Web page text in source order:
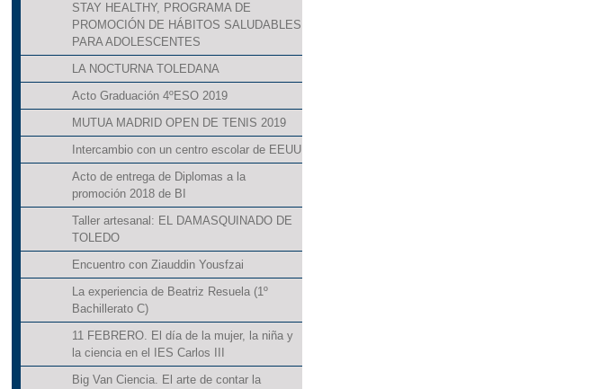
STAY HEALTHY, PROGRAMA DE
PROMOCIÓN DE HÁBITOS SALUDABLES
PARA ADOLESCENTES
LA NOCTURNA TOLEDANA
Acto Graduación 4ºESO 2019
MUTUA MADRID OPEN DE TENIS 2019
Intercambio con un centro escolar de EEUU
Acto de entrega de Diplomas a la
promoción 2018 de BI
Taller artesanal: EL DAMASQUINADO DE
TOLEDO
Encuentro con Ziauddin Yousfzai
La experiencia de Beatriz Resuela (1º
Bachillerato C)
11 FEBRERO. El día de la mujer, la niña y
la ciencia en el IES Carlos III
Big Van Ciencia. El arte de contar la